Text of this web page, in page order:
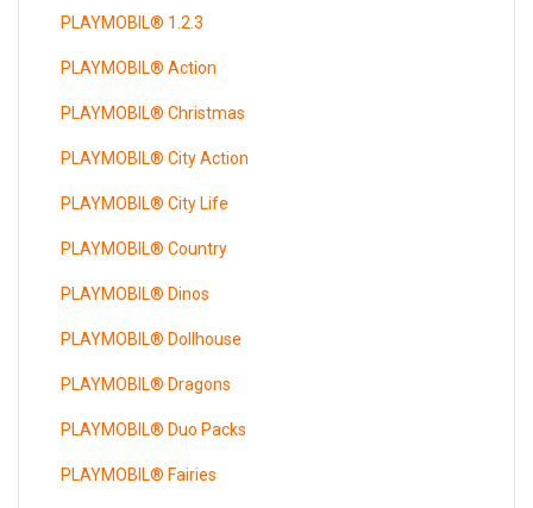
PLAYMOBIL® 1.2.3
PLAYMOBIL® Action
PLAYMOBIL® Christmas
PLAYMOBIL® City Action
PLAYMOBIL® City Life
PLAYMOBIL® Country
PLAYMOBIL® Dinos
PLAYMOBIL® Dollhouse
PLAYMOBIL® Dragons
PLAYMOBIL® Duo Packs
PLAYMOBIL® Fairies